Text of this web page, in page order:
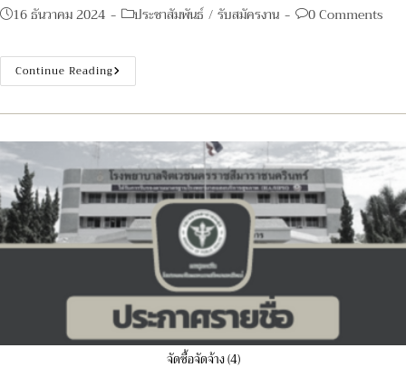
author:
Post16 ธันวาคม 2024
Postประชาสัมพันธ์ / รับสมัครงาน
Post0 Comments
Continue Readingประกาศ
ราย
ผู้
ประเมิน
ความ
รู้
ความ
สามารถ
ทักษะ
และ
สมรรถนะ
ครั้ง
มี
สิทธิ
เข้า
รับ
การ จัดซื้อจัดจ้าง (4)